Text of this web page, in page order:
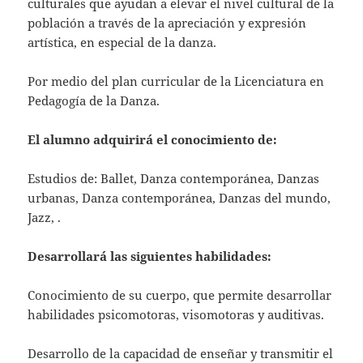
culturales que ayudan a elevar el nivel cultural de la
población a través de la apreciación y expresión
artística, en especial de la danza.
Por medio del plan curricular de la Licenciatura en
Pedagogía de la Danza.
El alumno adquirirá el conocimiento de:
Estudios de: Ballet, Danza contemporánea, Danzas
urbanas, Danza contemporánea, Danzas del mundo,
Jazz, .
Desarrollará las siguientes habilidades:
Conocimiento de su cuerpo, que permite desarrollar
habilidades psicomotoras, visomotoras y auditivas.
Desarrollo de la capacidad de enseñar y transmitir el